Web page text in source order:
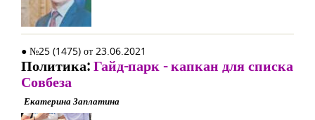
● №25 (1475) от 23.06.2021
Политика:Гайд-парк - капкан для списка
Совбеза
Екатерина Заплатина